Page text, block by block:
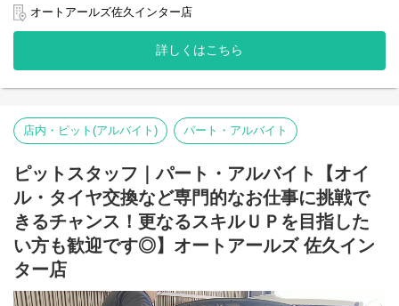
もオススメ！難しいことはなく、先輩スタッフが一から丁寧に教
えるので未経験者でも安心。
また、ベイシアグループの一員であるオートアールズは福利厚生
も充実！アルバイトでも有給休暇を取得しやすい環境が整ってい
ます♪
オートアールズ佐久インター店
詳しくはこちら
店内・ピット(アルバイト) パート・アルバイト
ピットスタッフ｜パート・アルバイト【オイ
ル・タイヤ交換など専門的なお仕事に挑戦で
きるチャンス！更なるスキルＵＰを目指した
い方も歓迎です◎】オートアールズ 佐久イン
ター店